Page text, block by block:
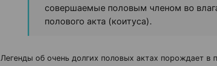
совершаемые половым членом во
полового акта (коитуса).
Легенды об очень долгих половых актах порождает в